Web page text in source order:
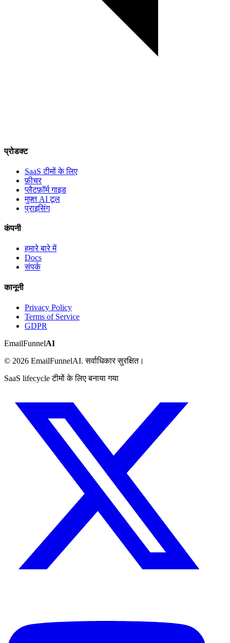
प्रोडक्ट
SaaS टीमों के लिए
फ़ीचर
प्लैटफ़ॉर्म गाइड
मुफ़्त AI टूल
प्राइसिंग
कंपनी
हमारे बारे में
Docs
संपर्क
कानूनी
Privacy Policy
Terms of Service
GDPR
EmailFunnelAI
© 2026 EmailFunnelAI. सर्वाधिकार सुरक्षित।
SaaS lifecycle टीमों के लिए बनाया गया